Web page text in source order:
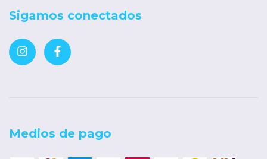
Sigamos conectados
Medios de pago